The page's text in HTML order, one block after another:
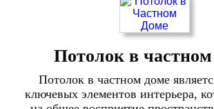
Потолок в
Потолок в частном доме
ключевых элементов интерьера,